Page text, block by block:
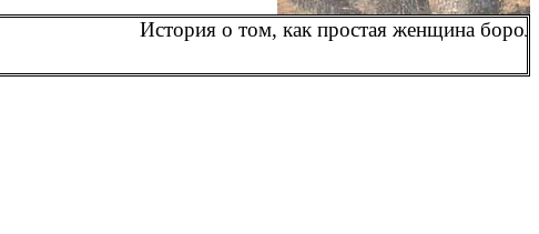
История о том, как простая женщина